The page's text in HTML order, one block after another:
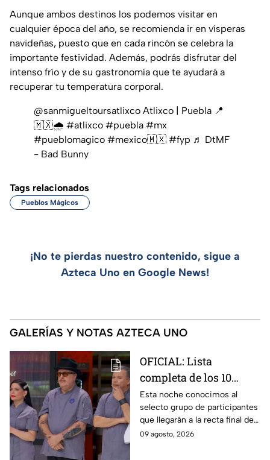
Aunque ambos destinos los podemos visitar en
cualquier época del año, se recomienda ir en vísperas
navideñas, puesto que en cada rincón se celebra la
importante festividad. Además, podrás disfrutar del
intenso frío y de su gastronomía que te ayudará a
recuperar tu temperatura corporal.
@sanmigueltoursatlixco Atlixco | Puebla 📍
🇲🇽🌧️ #atlixco #puebla #mx
#pueblomagico #mexico🇲🇽 #fyp ♬ DtMF
- Bad Bunny
Tags relacionados
Pueblos Mágicos
¡No te pierdas nuestro contenido, sigue a
Azteca Uno en Google News!
GALERÍAS Y NOTAS AZTECA UNO
OFICIAL: Lista
completa de los 10
mejores cocineros de
MasterChef 24/7 rumbo
a la Gran Final
Esta noche conocimos al
selecto grupo de participantes
que llegarán a la recta final de
MasterChef 24/7.
09 agosto, 2026